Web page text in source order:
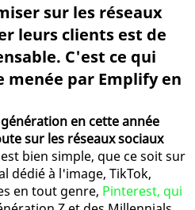
sur les réseaux
leurs clients est de
C'est ce qui
par Emplify en
en cette année
sur les réseaux sociaux
bien simple, que ce soit sur
dédié à l'image, TikTok,
en tout genre, Pinterest, qui